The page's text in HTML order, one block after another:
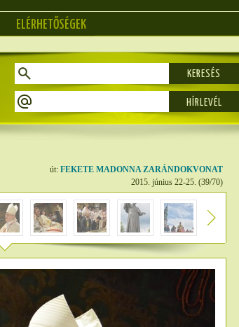
ELÉRHETŐSÉGEK
KERESÉS
út: FEKETE MADONNA ZARÁNDOKVONAT
2015. június 22-25. (39/70)